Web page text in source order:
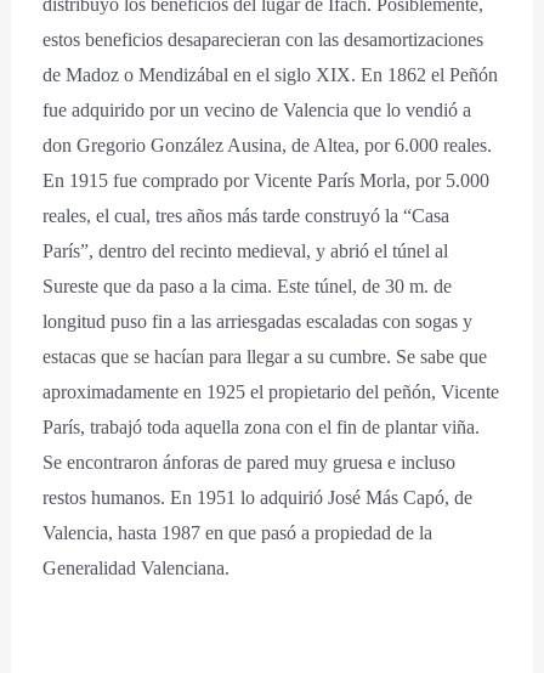
estos beneficios desaparecieran con las desamortizaciones
de Madoz o Mendizábal en el siglo XIX. En 1862 el Peñón
fue adquirido por un vecino de Valencia que lo vendió a
don Gregorio González Ausina, de Altea, por 6.000 reales.
En 1915 fue comprado por Vicente París Morla, por 5.000
reales, el cual, tres años más tarde construyó la “Casa
París”, dentro del recinto medieval, y abrió el túnel al
Sureste que da paso a la cima. Este túnel, de 30 m. de
longitud puso fin a las arriesgadas escaladas con sogas y
estacas que se hacían para llegar a su cumbre. Se sabe que
aproximadamente en 1925 el propietario del peñón, Vicente
París, trabajó toda aquella zona con el fin de plantar viña.
Se encontraron ánforas de pared muy gruesa e incluso
restos humanos. En 1951 lo adquirió José Más Capó, de
Valencia, hasta 1987 en que pasó a propiedad de la
Generalidad Valenciana.